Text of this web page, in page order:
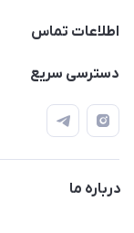
اطلاعات تماس
09120992668
حضوری، با
دسترسی سریع
حساب کاربری
اصطلاحات و مفاهیم
درباره ما